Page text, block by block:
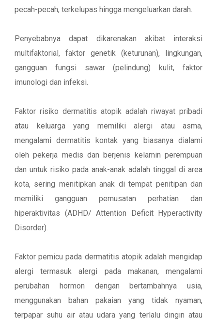
pecah-pecah, terkelupas hingga mengeluarkan darah.
Penyebabnya dapat dikarenakan akibat interaksi
multifaktorial, faktor genetik (keturunan), lingkungan,
gangguan fungsi sawar (pelindung) kulit, faktor
imunologi dan infeksi.
Faktor risiko dermatitis atopik adalah riwayat pribadi
atau keluarga yang memiliki alergi atau asma,
mengalami dermatitis kontak yang biasanya dialami
oleh pekerja medis dan berjenis kelamin perempuan
dan untuk risiko pada anak-anak adalah tinggal di area
kota, sering menitipkan anak di tempat penitipan dan
memiliki gangguan pemusatan perhatian dan
hiperaktivitas (ADHD/ Attention Deficit Hyperactivity
Disorder).
Faktor pemicu pada dermatitis atopik adalah mengidap
alergi termasuk alergi pada makanan, mengalami
perubahan hormon dengan bertambahnya usia,
menggunakan bahan pakaian yang tidak nyaman,
terpapar suhu air atau udara yang terlalu dingin atau